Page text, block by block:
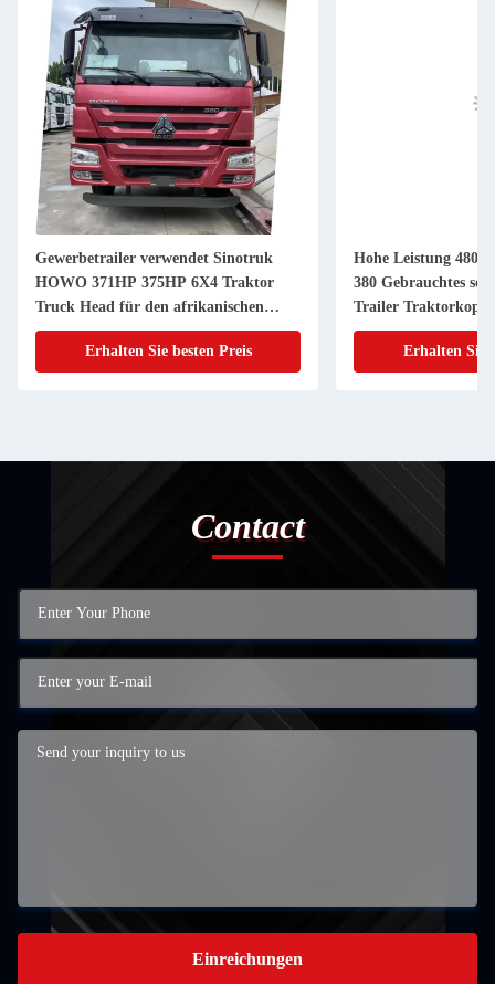
Gewerbetrailer verwendet Sinotruk
HOWO 371HP 375HP 6X4 Traktor
Truck Head für den afrikanischen
Markt
Erhalten Sie besten Preis
Hohe Leistung 480/
380 Gebrauchtes
Trailer Traktorkopf
Erhalten Sie
Contact
Einreichungen